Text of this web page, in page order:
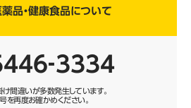
薬品・健康食品について
間違いが多数発生しています。
を再度お確かめください。